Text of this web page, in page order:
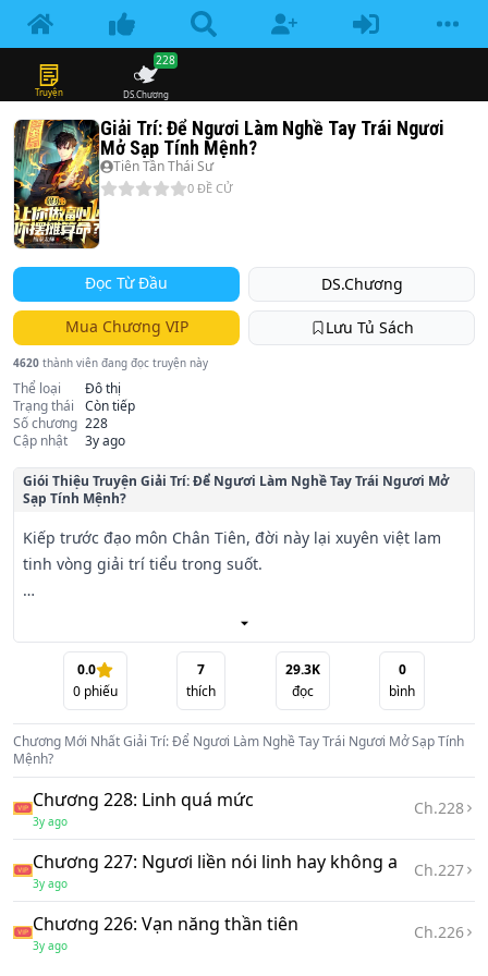
Truyện DS.Chương
228
Giải Trí: Để Ngươi Làm Nghề Tay Trái Ngươi
Mở Sạp Tính Mệnh?
Tiên Tần Thái Sư
0 ĐỀ CỬ
Đọc Từ Đầu DS.Chương
Mua Chương VIP Lưu Tủ Sách
4620 thành viên đang đọc truyện này
Thể loại
Đô thị
Trạng thái
Còn tiếp
Số chương 228
Cập nhật
3y ago
Giói Thiệu Truyện Giải Trí: Để Ngươi Làm Nghề Tay Trái Ngươi Mở
Sạp Tính Mệnh?
Kiếp trước đạo môn Chân Tiên, đời này lại xuyên việt lam
tinh vòng giải trí tiểu trong suốt.
Dương Lâm ngoài ý muốn tham gia tiết mục tên là « cố lên
người làm công » trực tiếp tiết mục.
Các minh tinh vì dựng đứng mình người làm công hình
tượng, hoặc là đầu đường mải võ, hoặc là khi mở sạp bán
ăn vặt.
Mà Dương Lâm chính là không giống nhau, thuận tay liền
từ túi bên trong lấy ra một kiện đạo bào bộ trên thân, bắt
đầu cho người tính mệnh.
Cho nữ tổng tài phá sát, thu hoạch tiền quẻ 1 vạn .
Vì giải ngũ lão binh tìm kiếm thất lạc thân nhân, thu hoạch
0.0
0phiếu
7
thích
29.3K
đọc
0
bình
Chương Mới NhấtGiải Trí: Để Ngươi Làm Nghề Tay Trái Ngươi Mở Sạp Tính
Mệnh?
Chương 228: Linh quá mức
3y ago
Ch.228
Chương 227: Ngươi liền nói linh hay không a
3y ago
Ch.227
Chương 226: Vạn năng thần tiên
3y ago
Ch.226